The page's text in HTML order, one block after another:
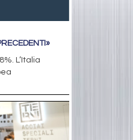
L’Italia